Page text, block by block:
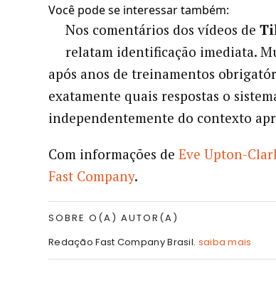
Você pode se interessar também:
Nos comentários dos vídeos de
relatam identificação imediata.
após anos de treinamentos
exatamente quais respostas o
independentemente do contexto
Com informações de Eve Upton-
Fast Company.
SOBRE O(A) AUTOR(A)
Redação Fast Company Brasil. saiba mais